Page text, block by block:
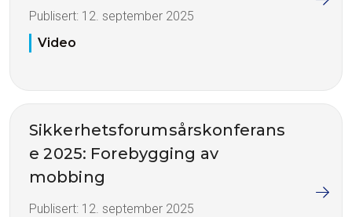
Publisert: 12. september 2025
Video
Sikkerhetsforumsårskonferans
e 2025: Forebygging av
mobbing
Publisert: 12. september 2025